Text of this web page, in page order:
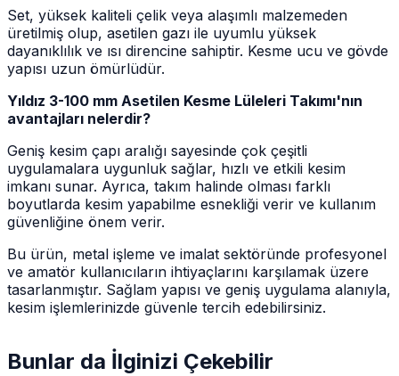
Set, yüksek kaliteli çelik veya alaşımlı malzemeden
üretilmiş olup, asetilen gazı ile uyumlu yüksek
dayanıklılık ve ısı direncine sahiptir. Kesme ucu ve gövde
yapısı uzun ömürlüdür.
Yıldız 3-100 mm Asetilen Kesme Lüleleri Takımı'nın
avantajları nelerdir?
Geniş kesim çapı aralığı sayesinde çok çeşitli
uygulamalara uygunluk sağlar, hızlı ve etkili kesim
imkanı sunar. Ayrıca, takım halinde olması farklı
boyutlarda kesim yapabilme esnekliği verir ve kullanım
güvenliğine önem verir.
Bu ürün, metal işleme ve imalat sektöründe profesyonel
ve amatör kullanıcıların ihtiyaçlarını karşılamak üzere
tasarlanmıştır. Sağlam yapısı ve geniş uygulama alanıyla,
kesim işlemlerinizde güvenle tercih edebilirsiniz.
Bunlar da İlginizi Çekebilir